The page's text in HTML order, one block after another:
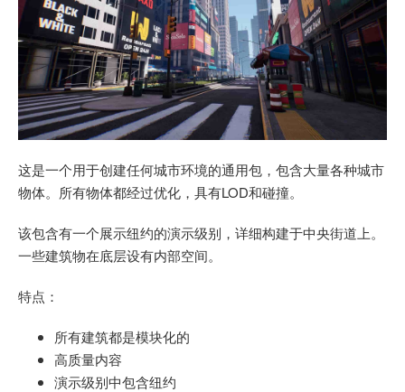
这是一个用于创建任何城市环境的通用包，包含大量各种城市
物体。所有物体都经过优化，具有LOD和碰撞。
该包含有一个展示纽约的演示级别，详细构建于中央街道上。
一些建筑物在底层设有内部空间。
特点：
所有建筑都是模块化的
高质量内容
演示级别中包含纽约